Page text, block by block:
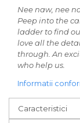
Nee naw, nee
Peep into the
ladder to find
love all the
through. An
who help us.
Informatii
Caracteristici